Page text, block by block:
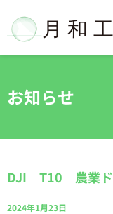
を
ス
プお知らせ
DJI T10 農業
2024年1月23日